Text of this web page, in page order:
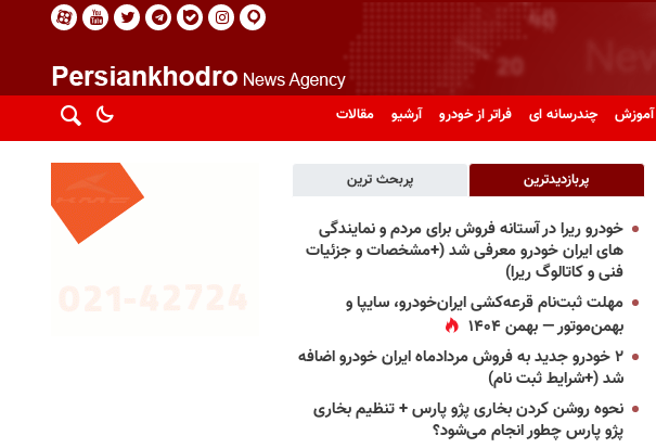
آموزش چندرسانه ای فراتر از خودرو آرشیو مقالات
پربازدیدترین پربحث ترین
خودرو ریرا در آستانه فروش برای مردم و نمایندگی
های ایران خودرو معرفی شد (+مشخصات و جزئیات
فنی و کاتالوگ ریرا)
مهلت ثبت‌نام قرعه‌کشی ایران‌خودرو، سایپا و
بهمن‌موتور — بهمن ۱۴۰۴
۲ خودرو جدید به فروش مردادماه ایران خودرو اضافه
شد (+شرایط ثبت نام)
نحوه روشن کردن بخاری پژو پارس + تنظیم بخاری
پژو پارس چطور انجام می‌شود؟